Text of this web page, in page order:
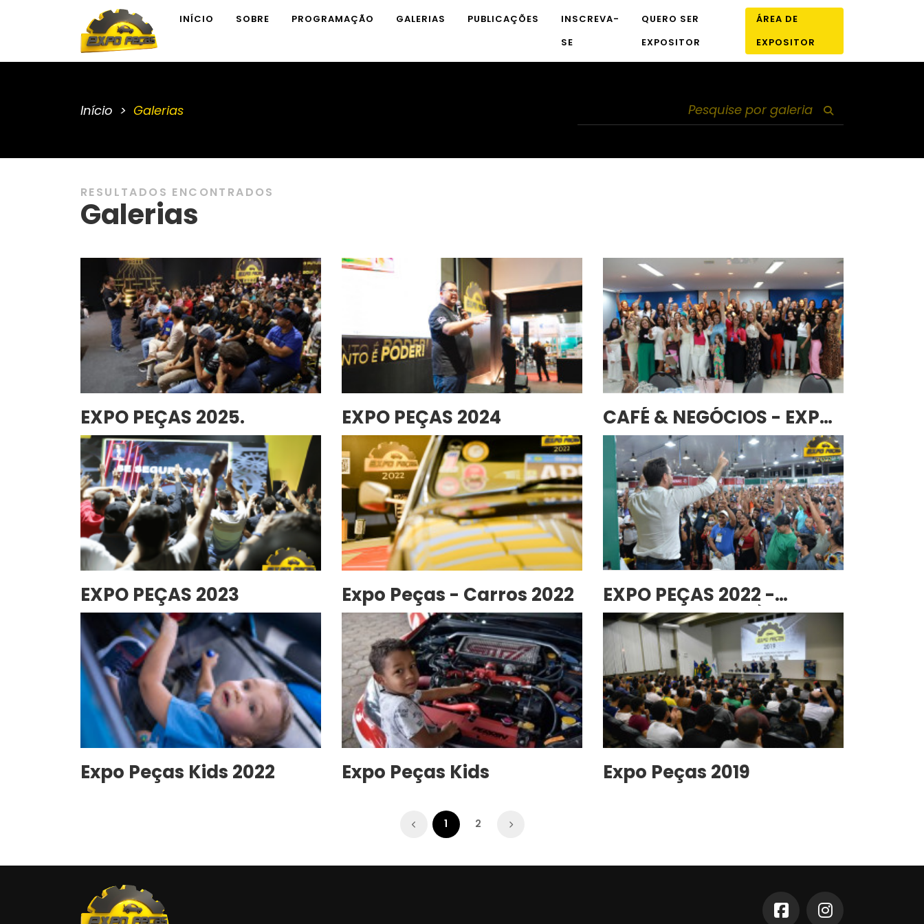
INÍCIO SOBRE PROGRAMAÇÃO GALERIAS PUBLICAÇÕES
INSCREVA-
SE
QUERO SER
EXPOSITOR
ÁREA DE
EXPOSITOR
Início Galerias
RESULTADOS ENCONTRADOS
Galerias
EXPO PEÇAS 2025. EXPO PEÇAS 2024
CAFÉ & NEGÓCIOS - EXPO
PEÇAS MULHER
EXPO PEÇAS 2023 Expo Peças - Carros 2022
EXPO PEÇAS 2022 -
CONHECIMENTO È PODER
Expo Peças Kids 2022 Expo Peças Kids Expo Peças 2019
1 2